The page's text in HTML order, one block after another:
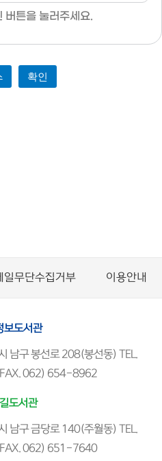
버튼을 눌러주세요.
확인
일무단수집거부 이용안내
보도서관
남구 봉선로 208(봉선동) TEL.
062) 654-8962
도서관
남구 금당로 140(주월동) TEL.
062) 651-7640